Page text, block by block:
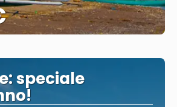
speciale